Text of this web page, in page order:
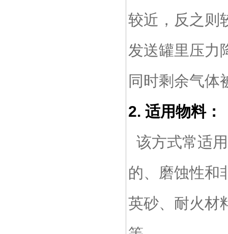
较近，反之则
发送罐里压力
同时剩余气体
2. 适用物料：
该方式常适
的、磨蚀性和
英砂、耐火材